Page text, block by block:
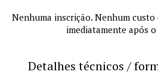
Nenhuma inscrição. Nenhum
imediatamente após
Detalhes técnicos /